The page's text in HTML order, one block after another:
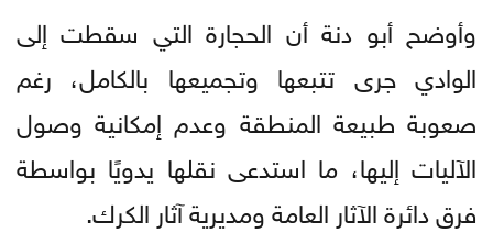
وأوضح أبو دنة أن الحجارة التي سقطت إلى
الوادي جرى تتبعها وتجميعها بالكامل، رغم
صعوبة طبيعة المنطقة وعدم إمكانية وصول
الآليات إليها، ما استدعى نقلها يدويًا بواسطة
فرق دائرة الآثار العامة ومديرية آثار الكرك.